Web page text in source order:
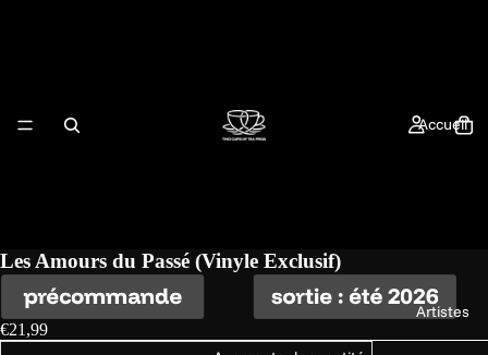
Accueil
Artistes
Les Amours du Passé (Vinyle Exclusif)
€21,99